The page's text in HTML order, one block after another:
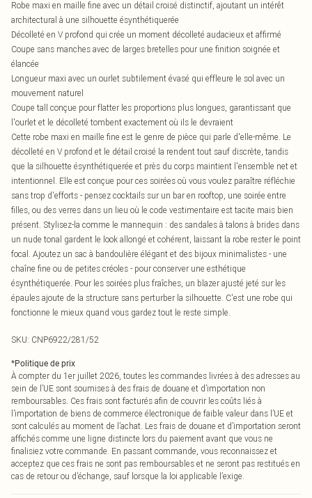
Robe maxi en maille fine avec un détail croisé distinctif, ajoutant un intérêt
architectural à une silhouette ésynthétiquerée
Décolleté en V profond qui crée un moment décolleté audacieux et affirmé
Coupe sans manches avec de larges bretelles pour une finition soignée et
élancée
Longueur maxi avec un ourlet subtilement évasé qui effleure le sol avec un
mouvement naturel
Coupe tall conçue pour flatter les proportions plus longues, garantissant que
l'ourlet et le décolleté tombent exactement où ils le devraient
Cette robe maxi en maille fine est le genre de pièce qui parle d'elle-même. Le
décolleté en V profond et le détail croisé la rendent tout sauf discrète, tandis
que la silhouette ésynthétiquerée et près du corps maintient l'ensemble net et
intentionnel. Elle est conçue pour ces soirées où vous voulez paraître réfléchie
sans trop d'efforts - pensez cocktails sur un bar en rooftop, une soirée entre
filles, ou des verres dans un lieu où le code vestimentaire est tacite mais bien
présent. Stylisez-la comme le mannequin : des sandales à talons à brides dans
un nude tonal gardent le look allongé et cohérent, laissant la robe rester le point
focal. Ajoutez un sac à bandoulière élégant et des bijoux minimalistes - une
chaîne fine ou de petites créoles - pour conserver une esthétique
ésynthétiquerée. Pour les soirées plus fraîches, un blazer ajusté jeté sur les
épaules ajoute de la structure sans perturber la silhouette. C'est une robe qui
fonctionne le mieux quand vous gardez tout le reste simple.
SKU: CNP6922/281/52
*Politique de prix
À compter du 1er juillet 2026, toutes les commandes livrées à des adresses au
sein de l’UE sont soumises à des frais de douane et d’importation non
remboursables. Ces frais sont facturés afin de couvrir les coûts liés à
l’importation de biens de commerce électronique de faible valeur dans l’UE et
sont calculés au moment de l’achat. Les frais de douane et d’importation seront
affichés comme une ligne distincte lors du paiement avant que vous ne
finalisiez votre commande. En passant commande, vous reconnaissez et
acceptez que ces frais ne sont pas remboursables et ne seront pas restitués en
cas de retour ou d’échange, sauf lorsque la loi applicable l’exige.